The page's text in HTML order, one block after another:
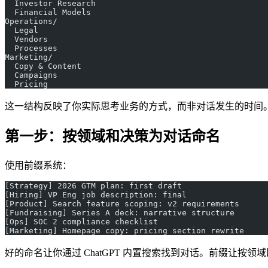
  Investor Research
  Financial Models
Operations/
  Legal
  Vendors
  Processes
Marketing/
  Copy & Content
  Campaigns
  Pricing
这一结构反映了你实际思考业务的方式，而非对话发生的时间。
第一步：按领域和决策为对话命名
使用前缀系统：
[Strategy] 2026 GTM plan: first draft
[Hiring] VP Eng job description: final
[Product] Search feature scoping: v2 requirements
[Fundraising] Series A deck: narrative structure
[Ops] SOC 2 compliance checklist
[Marketing] Homepage copy: pricing section rewrite
好的命名让你通过 ChatGPT 内置搜索找到对话。前缀让按领域